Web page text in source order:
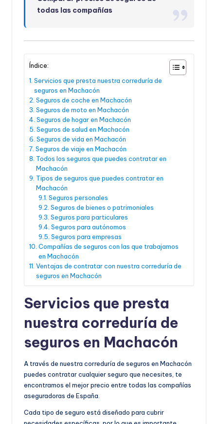
todas las compañías
Índice:
Servicios que presta nuestra correduría de
seguros en Machacón
Seguros de coche en Machacón
Seguros de moto en Machacón
Seguros de hogar en Machacón
Seguros de salud en Machacón
Seguros de vida en Machacón
Seguros de viaje en Machacón
Todos los seguros que puedes contratar en
Machacón
Tipos de seguros que puedes contratar en
Machacón
Seguros personales
Seguros de bienes o patrimoniales
Seguros para particulares
Seguros para autónomos
Seguros para empresas
Compañías de seguros con las que trabajamos
en Machacón
Ventajas de contratar con nuestra correduría de
seguros en Machacón
Servicios que presta
nuestra correduría de
seguros en Machacón
A través de nuestra correduría de seguros en Machacón
puedes contratar cualquier seguro que necesites, te
encontramos el mejor precio entre todas las compañías
aseguradoras de España.
Cada tipo de seguro está diseñado para cubrir